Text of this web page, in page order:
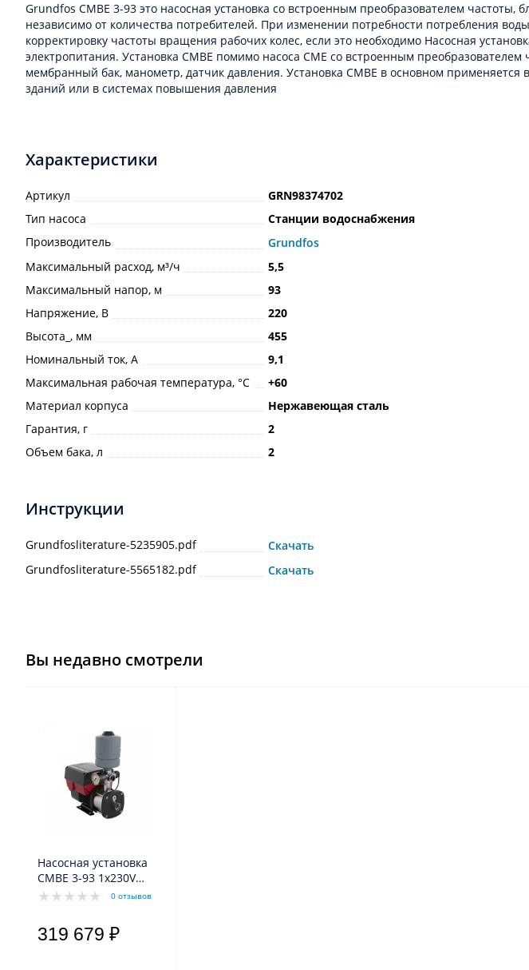
Grundfos CMBE 3-93 это насосная установка со встроенным преобразователем
независимо от количества потребителей. При изменении потребности потребления
корректировку частоты вращения рабочих колес, если это необходимо Насосная
электропитания. Установка CMBE помимо насоса CME со встроенным
мембранный бак, манометр, датчик давления. Установка СМBЕ в основном
зданий или в системах повышения давления
Характеристики
Артикул
GRN98374702
Тип насоса
Станции водоснабжения
Производитель
Grundfos
Максимальный расход, м³/ч
5,5
Максимальный напор, м
93
Напряжение, В
220
Высота_, мм
455
Номинальный ток, А
9,1
Максимальная рабочая температура, °С
+60
Материал корпуса
Нержавеющая сталь
Гарантия, г
2
Объем бака, л
2
Инструкции
Grundfosliterature-5235905.pdf
Скачать
Grundfosliterature-5565182.pdf
Скачать
Вы недавно смотрели
Насосная установка
CMBE 3-93 1x230V
50Hz Grundfos0 отзывов
319 679 ₽